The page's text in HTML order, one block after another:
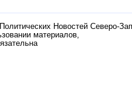
Новостей Северо-
материалов,